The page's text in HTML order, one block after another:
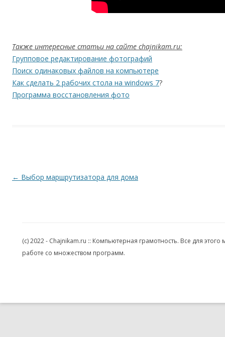
Также интересные статьи на сайте chajnikam.ru:
Групповое редактирование фотографий
Поиск одинаковых файлов на компьютере
Как сделать 2 рабочих стола на windows 7?
Программа восстановления фото
Навигация по записям
← Выбор маршрутизатора для дома
(c) 2022 - Chajnikam.ru :: Компьютерная грамотность. Все для
работе со множеством программ.